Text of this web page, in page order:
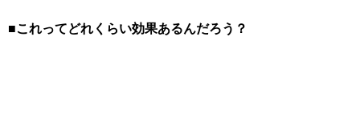
■これってどれくらい効果あるんだろう？